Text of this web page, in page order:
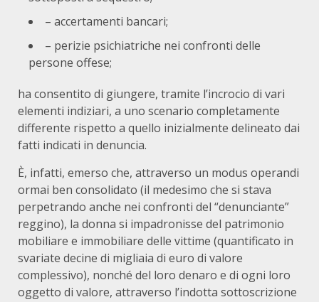
– accertamenti bancari;
– perizie psichiatriche nei confronti delle
persone offese;
ha consentito di giungere, tramite l’incrocio di vari
elementi indiziari, a uno scenario completamente
differente rispetto a quello inizialmente delineato dai
fatti indicati in denuncia.
È, infatti, emerso che, attraverso un modus operandi
ormai ben consolidato (il medesimo che si stava
perpetrando anche nei confronti del “denunciante”
reggino), la donna si impadronisse del patrimonio
mobiliare e immobiliare delle vittime (quantificato in
svariate decine di migliaia di euro di valore
complessivo), nonché del loro denaro e di ogni loro
oggetto di valore, attraverso l’indotta sottoscrizione